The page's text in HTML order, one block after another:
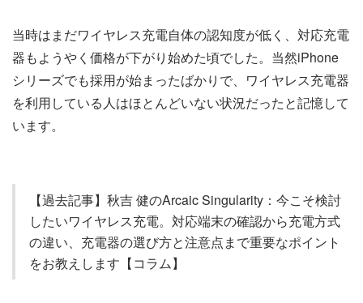
当時はまだワイヤレス充電自体の認知度が低く、対応充電
器もようやく価格が下がり始めた頃でした。当然iPhone
シリーズでも採用が始まったばかりで、ワイヤレス充電器
を利用している人はほとんどいない状況だったと記憶して
います。
【過去記事】秋吉 健のArcaic Singularity：今こそ検討
したいワイヤレス充電。対応端末の確認から充電方式
の違い、充電器の選び方と注意点まで重要なポイント
をお教えします【コラム】